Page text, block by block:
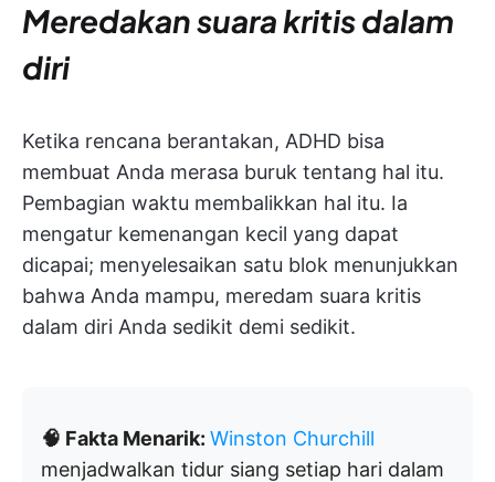
Meredakan suara kritis dalam
diri
Ketika rencana berantakan, ADHD bisa
membuat Anda merasa buruk tentang hal itu.
Pembagian waktu membalikkan hal itu. Ia
mengatur kemenangan kecil yang dapat
dicapai; menyelesaikan satu blok menunjukkan
bahwa Anda mampu, meredam suara kritis
dalam diri Anda sedikit demi sedikit.
🧠 Fakta Menarik: Winston Churchill
menjadwalkan tidur siang setiap hari dalam